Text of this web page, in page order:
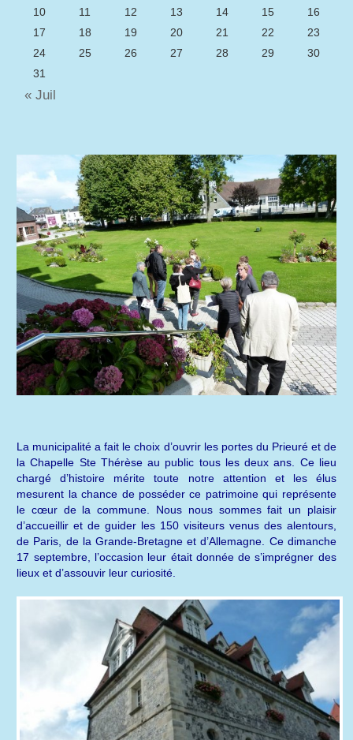
La municipalité a fait le choix d’ouvrir les portes du Prieuré et de
la Chapelle Ste Thérèse au public tous les deux ans. Ce lieu
chargé d’histoire mérite toute notre attention et les élus
mesurent la chance de posséder ce patrimoine qui représente
le cœur de la commune. Nous nous sommes fait un plaisir
d’accueillir et de guider les 150 visiteurs venus des alentours,
de Paris, de la Grande-Bretagne et d’Allemagne. Ce dimanche
17 septembre, l’occasion leur était donnée de s’imprégner des
lieux et d’assouvir leur curiosité.
10 11 12 13 14 15
16
17
18 19 20 21 22
23
24
25 26 27 28 29
30
31
« Juil